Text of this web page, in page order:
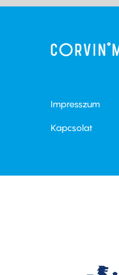
Footer
menu
Impresszum
Kapcsolat